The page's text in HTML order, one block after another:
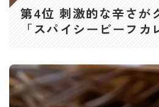
第4位 刺激的な辛さが
「スパイシービーフカ